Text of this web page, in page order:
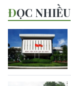
ĐỌC NHIỀU